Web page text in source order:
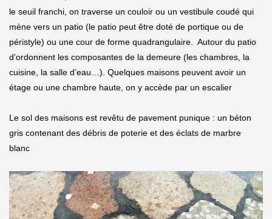
le seuil franchi, on traverse un couloir ou un vestibule coudé qui
mène vers un patio (le patio peut être doté de portique ou de
péristyle) ou une cour de forme quadrangulaire. Autour du patio
d’ordonnent les composantes de la demeure (les chambres, la
cuisine, la salle d’eau…). Quelques maisons peuvent avoir un
étage ou une chambre haute, on y accède par un escalier
Le sol des maisons est revêtu de pavement punique : un béton
gris contenant des débris de poterie et des éclats de marbre
blanc